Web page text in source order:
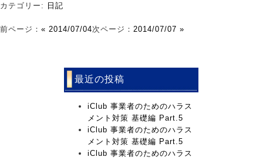
カテゴリー: 日記
前ページ： « 2014/07/04次ページ： 2014/07/07 »
最近の投稿
iClub 事業者のためのハラス
メント対策 基礎編 Part.5
iClub 事業者のためのハラス
メント対策 基礎編 Part.5
iClub 事業者のためのハラス